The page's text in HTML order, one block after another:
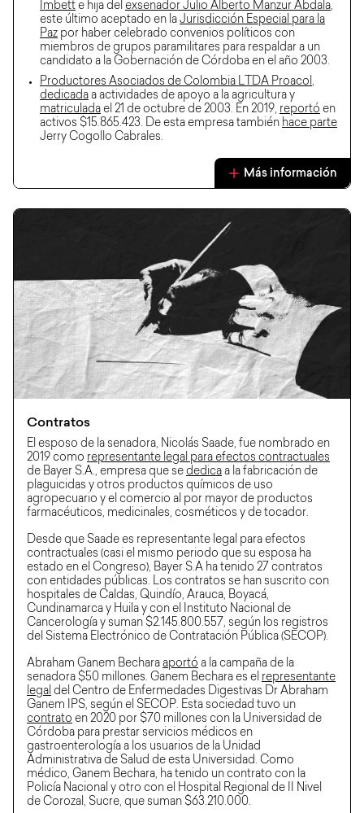
Imbett e hija del exsenador Julio Alberto Manzur Abdala,
este último aceptado en la Jurisdicción Especial para la
Paz por haber celebrado convenios políticos con
miembros de grupos paramilitares para respaldar a un
candidato a la Gobernación de Córdoba en el año 2003.
Productores Asociados de Colombia LTDA Proacol,
dedicada a actividades de apoyo a la agricultura y
matriculada el 21 de octubre de 2003. En 2019, reportó en
activos $15.865.423. De esta empresa también hace parte
Jerry Cogollo Cabrales.
Más información
Contratos
El esposo de la senadora, Nicolás Saade, fue nombrado en
2019 como representante legal para efectos contractuales
de Bayer S.A., empresa que se dedica a la fabricación de
plaguicidas y otros productos químicos de uso
agropecuario y el comercio al por mayor de productos
farmacéuticos, medicinales, cosméticos y de tocador.
Desde que Saade es representante legal para efectos
contractuales (casi el mismo periodo que su esposa ha
estado en el Congreso), Bayer S.A ha tenido 27 contratos
con entidades públicas. Los contratos se han suscrito con
hospitales de Caldas, Quindío, Arauca, Boyacá,
Cundinamarca y Huila y con el Instituto Nacional de
Cancerología y suman $2.145.800.557, según los registros
del Sistema Electrónico de Contratación Pública (SECOP).
Abraham Ganem Bechara aportó a la campaña de la
senadora $50 millones. Ganem Bechara es el representante
legal del Centro de Enfermedades Digestivas Dr Abraham
Ganem IPS, según el SECOP. Esta sociedad tuvo un
contrato en 2020 por $70 millones con la Universidad de
Córdoba para prestar servicios médicos en
gastroenterología a los usuarios de la Unidad
Administrativa de Salud de esta Universidad. Como
médico, Ganem Bechara, ha tenido un contrato con la
Policía Nacional y otro con el Hospital Regional de II Nivel
de Corozal, Sucre, que suman $63.210.000.